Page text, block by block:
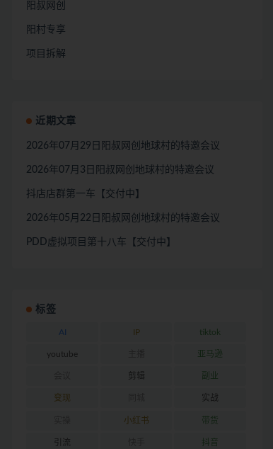
阳叔网创
阳村专享
项目拆解
近期文章
2026年07月29日阳叔网创地球村的特邀会议
2026年07月3日阳叔网创地球村的特邀会议
抖店店群第一车【交付中】
2026年05月22日阳叔网创地球村的特邀会议
PDD虚拟项目第十八车【交付中】
标签
AI IP tiktok
youtube 亚马逊
剪辑 副业
变现 实战
小红书 带货
引流 抖音